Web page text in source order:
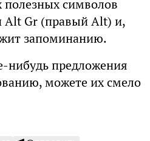
полезных символов
Gr (правый Alt) и,
запоминанию.
нибудь предложения
можете их смело